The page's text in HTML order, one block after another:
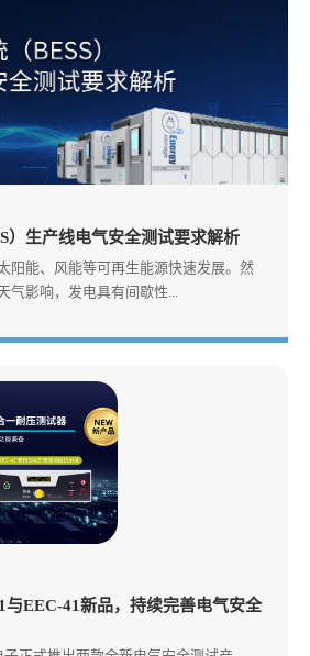
）生产线电气安全测试要求解析
阳能、风能等可再生能源快速发展。然
气影响，发电具有间歇性...
与EEC-41新品，持续完善电气安全